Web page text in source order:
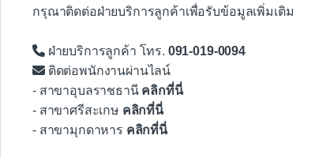
กรุณาติดต่อฝ่ายบริการลูกค้าเพื่อรับข้อมูลเพิ่มเติม
ฝ่ายบริการลูกค้า โทร. 091-019-0094
ติดต่อพนักงานผ่านไลน์
- สาขาอุบลราชธานี คลิกที่นี่
- สาขาศรีสะเกษ คลิกที่นี่
- สาขามุกดาหาร คลิกที่นี่